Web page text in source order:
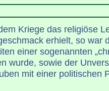
Kriege das religiöse
erhielt, so war
einer sogenannten
wurde, sowie der
mit einer politischen